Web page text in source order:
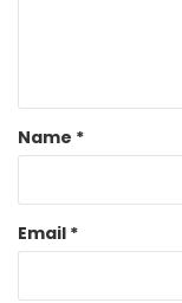
Name *
Email *